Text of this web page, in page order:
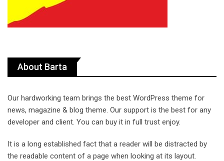
About Barta
Our hardworking team brings the best WordPress theme for
news, magazine & blog theme. Our support is the best for any
developer and client. You can buy it in full trust enjoy.
It is a long established fact that a reader will be distracted by
the readable content of a page when looking at its layout.